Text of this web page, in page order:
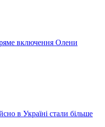
включення Олени
в Україні стали більше